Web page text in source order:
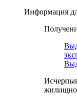
Информация